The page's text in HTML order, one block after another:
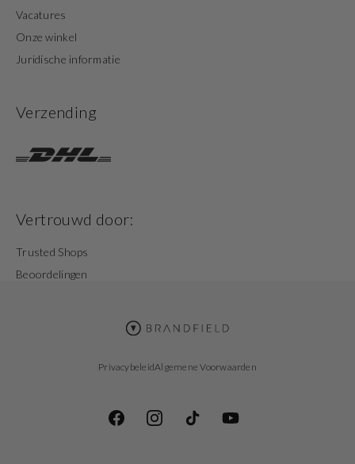
Vacatures
Onze winkel
Juridische informatie
Verzending
Vertrouwd door:
Trusted Shops
Beoordelingen
PrivacybeleidAlgemene Voorwaarden
FacebookInstagramTikTok YouTube